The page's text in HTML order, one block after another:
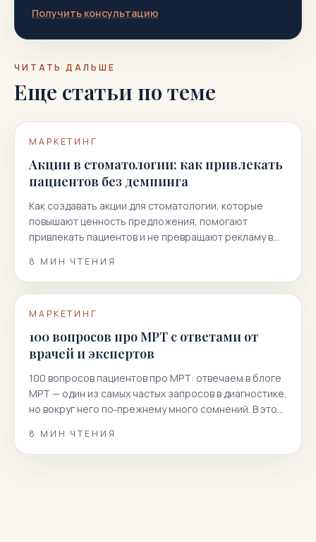
Получить консультацию
ЧИТАТЬ ДАЛЬШЕ
Еще статьи по теме
МАРКЕТИНГ
Акции в стоматологии: как привлекать
пациентов без демпинга
Как создавать акции для стоматологии, которые
повышают ценность предложения, помогают
привлекать пациентов и не превращают рекламу в
8 МИН ЧТЕНИЯ
МАРКЕТИНГ
100 вопросов про МРТ с ответами от
врачей и экспертов
100 вопросов пациентов про МРТ: отвечаем в блоге
МРТ — один из самых частых запросов в диагностике,
но вокруг него по‑прежнему много сомнений. В этой
пациентов и даем короткие, точные и полезные
ответы. Вы узнаете, как подготовиться к
8 МИН ЧТЕНИЯ